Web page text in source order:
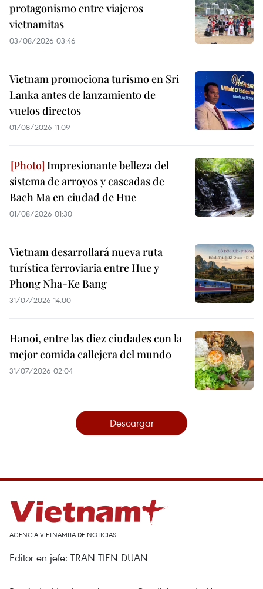
protagonismo entre viajeros
vietnamitas
03/08/2026 03:46
Vietnam promociona turismo en Sri
Lanka antes de lanzamiento de
vuelos directos
01/08/2026 11:09
Impresionante belleza del
sistema de arroyos y cascadas de
Bach Ma en ciudad de Hue
01/08/2026 01:30
Vietnam desarrollará nueva ruta
turística ferroviaria entre Hue y
Phong Nha-Ke Bang
31/07/2026 14:00
Hanoi, entre las diez ciudades con la
mejor comida callejera del mundo
31/07/2026 02:04
Descargar
AGENCIA VIETNAMITA DE NOTICIAS
Editor en jefe: TRAN TIEN DUAN